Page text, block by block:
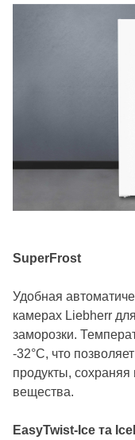
SuperFrost
Удобная
камерах Liebherr
заморозки.
-32°C, что
продукты, сохраняя
вещества.
EasyTwist-Ice та